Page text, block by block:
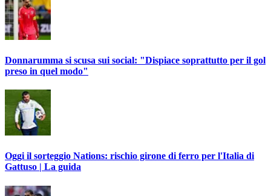
Donnarumma si scusa sui social: "Dispiace soprattutto per il gol
preso in quel modo"
Oggi il sorteggio Nations: rischio girone di ferro per l'Italia di
Gattuso | La guida